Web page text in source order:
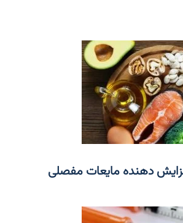
دهنده مایعات مفصلی